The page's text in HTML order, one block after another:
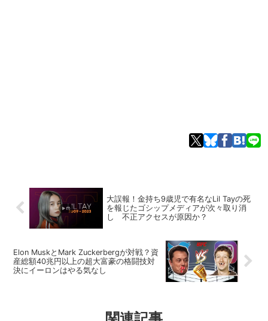
大誤報！金持ち9歳児で有名なLil Tayの死
を報じたゴシップメディアが次々取り消
し 不正アクセスが原因か？
Elon MuskとMark Zuckerbergが対戦？資
産総額40兆円以上の超大富豪の格闘技対
決にイーロンはやる気なし